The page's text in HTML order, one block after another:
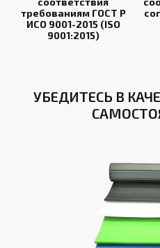
требованиям ГОСТ Р
ИСО 9001-2015 (ISO
9001:2015)
УБЕДИТЕСЬ В